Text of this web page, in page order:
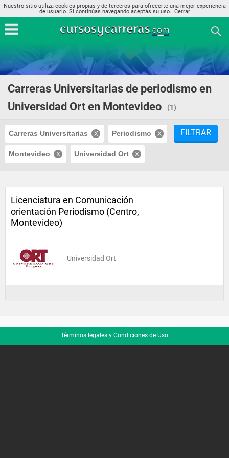
Nuestro sitio utiliza cookies propias y de terceros para ofrecerte una mejor experiencia
de usuario. Si continúas navegando aceptás su uso.. Cerrar
Carreras Universitarias de periodismo en
Universidad Ort en Montevideo
(1)
Carreras Universitarias Periodismo
Montevideo Universidad Ort
FILTRAR
Licenciatura en Comunicación
orientación Periodismo (Centro,
Montevideo)
Universidad Ort
Términos legales y Condiciones de Uso